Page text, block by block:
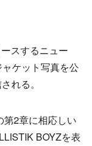
スするニュー
ケット写真を公
れる。
2章に相応しい
BOYZを表